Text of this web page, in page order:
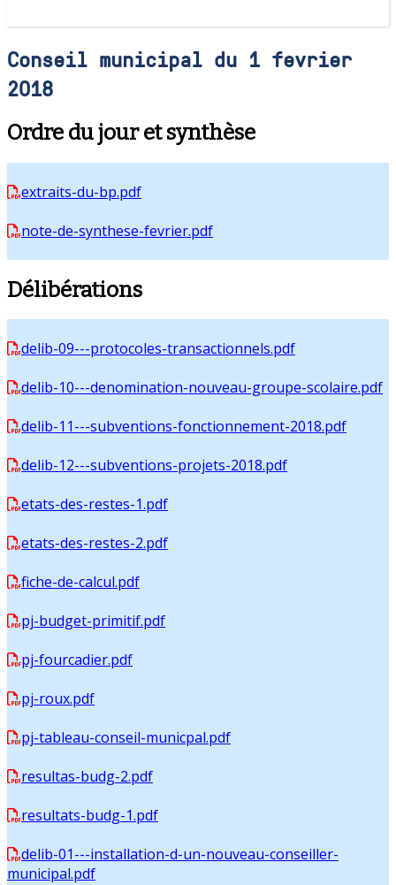
Conseil municipal du 1 fevrier
2018
Ordre du jour et synthèse
extraits-du-bp.pdf
note-de-synthese-fevrier.pdf
Délibérations
delib-09---protocoles-transactionnels.pdf
delib-10---denomination-nouveau-groupe-scolaire.pdf
delib-11---subventions-fonctionnement-2018.pdf
delib-12---subventions-projets-2018.pdf
etats-des-restes-1.pdf
etats-des-restes-2.pdf
fiche-de-calcul.pdf
pj-budget-primitif.pdf
pj-fourcadier.pdf
pj-roux.pdf
pj-tableau-conseil-municpal.pdf
resultas-budg-2.pdf
resultats-budg-1.pdf
delib-01---installation-d-un-nouveau-conseiller-
municipal.pdf